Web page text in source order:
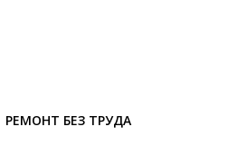
РЕМОНТ БЕЗ ТРУДА